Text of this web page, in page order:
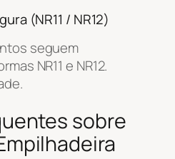
(NR11 / NR12)
seguem
NR11 e NR12.
sobre